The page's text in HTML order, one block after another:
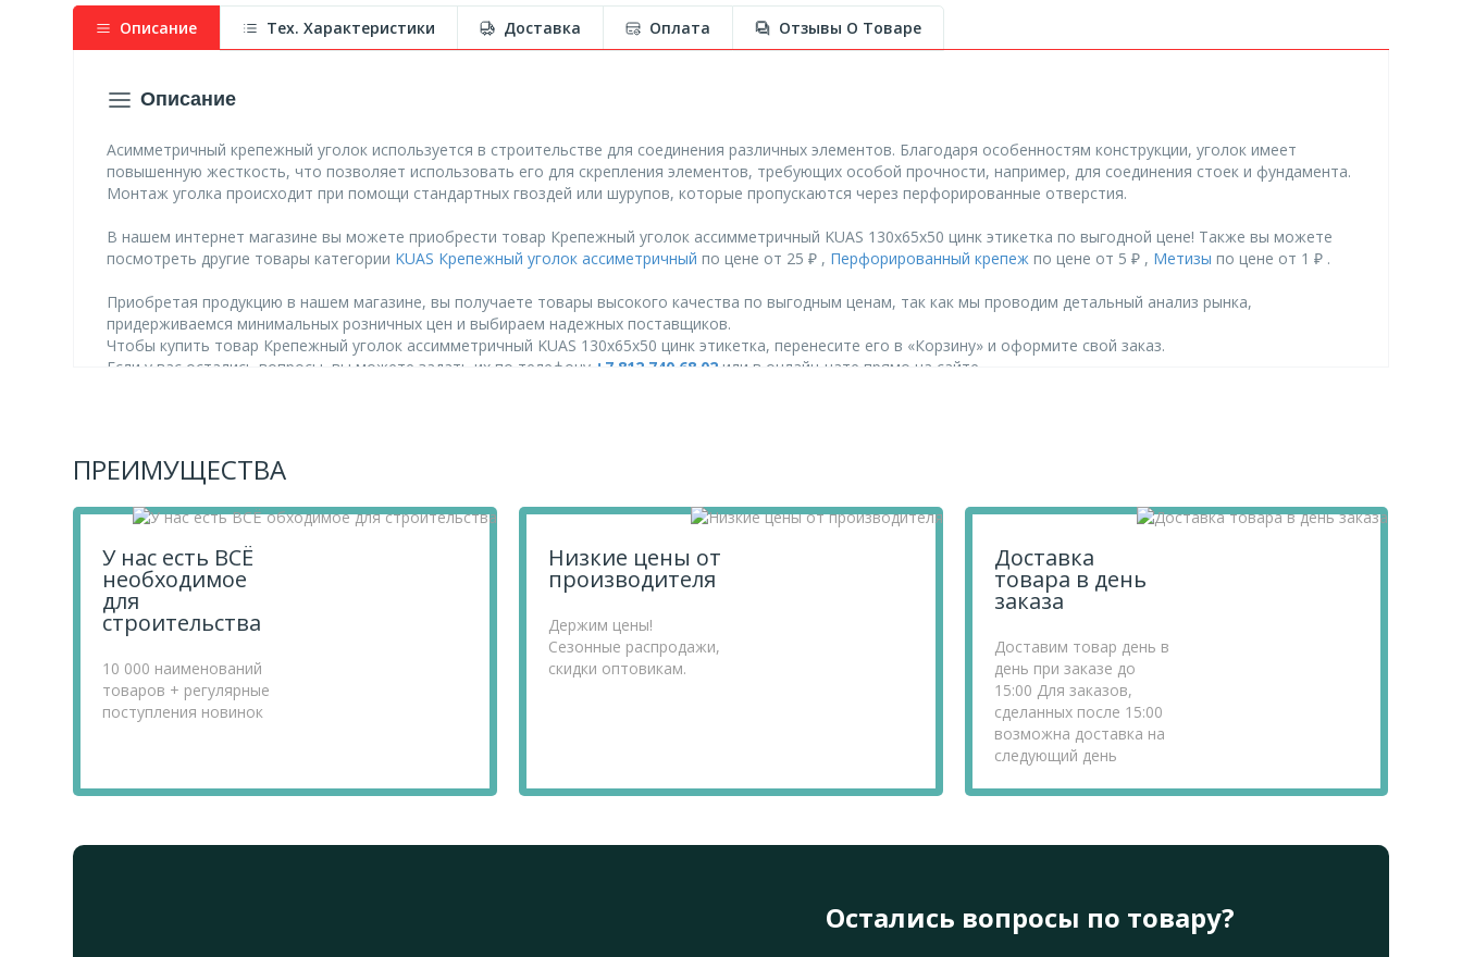
Описание
Описание
Асимметричный крепежный уголок используется в строительстве для соединения различных элементов. Благодаря особенностям конструкции, уголок имеет
повышенную жесткость, что позволяет использовать его для скрепления элементов, требующих особой прочности, например, для соединения стоек и фундамента.
Монтаж уголка происходит при помощи стандартных гвоздей или шурупов, которые пропускаются через перфорированные отверстия.
В нашем интернет магазине вы можете приобрести товар Крепежный уголок ассимметричный KUAS 130х65х50 цинк этикетка по выгодной цене! Также вы можете
посмотреть другие товары категории KUAS Крепежный уголок ассиметричный по цене от 25 ₽ , Перфорированный крепеж по цене от 5 ₽ , Метизы по цене от 1 ₽ .
Приобретая продукцию в нашем магазине, вы получаете товары высокого качества по выгодным ценам, так как мы проводим детальный анализ рынка,
придерживаемся минимальных розничных цен и выбираем надежных поставщиков.
Чтобы купить товар Крепежный уголок ассимметричный KUAS 130х65х50 цинк этикетка, перенесите его в «Корзину» и оформите свой заказ.
Если у вас остались вопросы, вы можете задать их по телефону +7 812 740 68 02 или в онлайн-чате прямо на сайте.
Тех. Характеристики Доставка Оплата Отзывы О Товаре
ПРЕИМУЩЕСТВА
У нас есть ВСЁ
необходимое
для
строительства
10 000 наименований
товаров + регулярные
поступления новинок
Низкие цены от
производителя
Держим цены!
Сезонные распродажи,
скидки оптовикам.
Доставка
товара в день
заказа
Доставим товар день в
день при заказе до
15:00 Для заказов,
сделанных после 15:00
возможна доставка на
следующий день
Остались вопросы по товару?